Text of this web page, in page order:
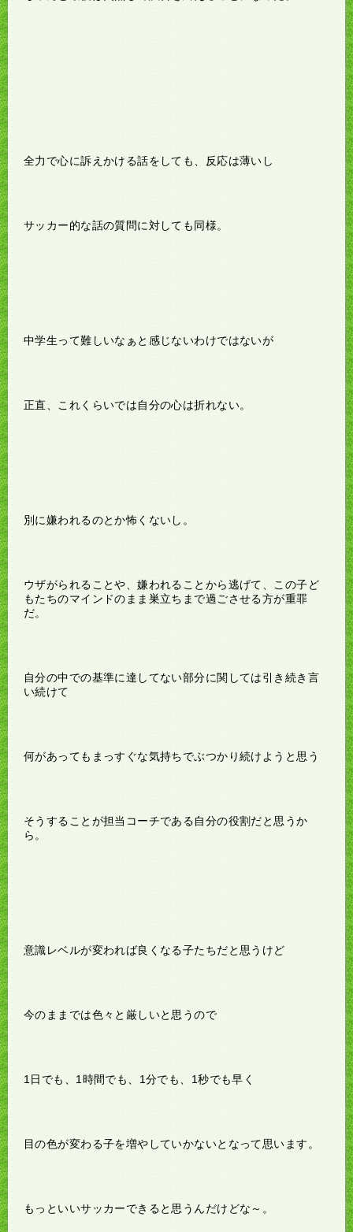
全力で心に訴えかける話をしても、反応は薄いし
サッカー的な話の質問に対しても同様。
中学生って難しいなぁと感じないわけではないが
正直、これくらいでは自分の心は折れない。
別に嫌われるのとか怖くないし。
ウザがられることや、嫌われることから逃げて、この子ど
もたちのマインドのまま巣立ちまで過ごさせる方が重罪
だ。
自分の中での基準に達してない部分に関しては引き続き言
い続けて
何があってもまっすぐな気持ちでぶつかり続けようと思う
そうすることが担当コーチである自分の役割だと思うか
ら。
意識レベルが変われば良くなる子たちだと思うけど
今のままでは色々と厳しいと思うので
1日でも、1時間でも、1分でも、1秒でも早く
目の色が変わる子を増やしていかないとなって思います。
もっといいサッカーできると思うんだけどな～。